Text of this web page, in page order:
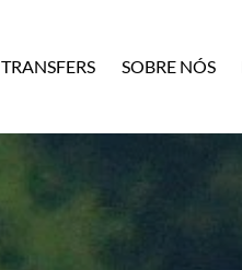
TRANSFERS SOBRE NÓS